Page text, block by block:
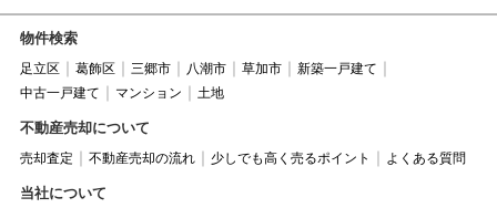
物件検索
足立区 葛飾区 三郷市 八潮市 草加市
新築一戸建て
中古一戸建て
マンション 土地
不動産売却について
売却査定 不動産売却の流れ 少しでも高く売るポイント よくある質問
当社について